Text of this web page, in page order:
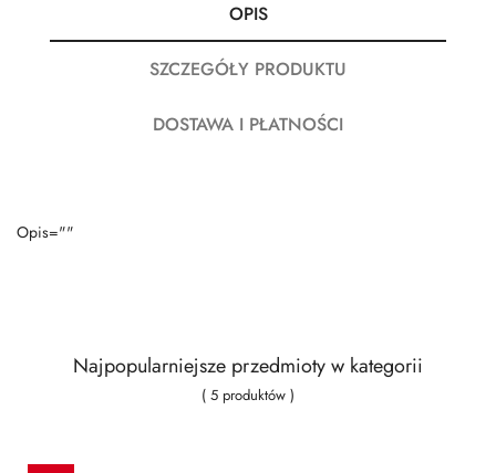
OPIS
SZCZEGÓŁY PRODUKTU
DOSTAWA I PŁATNOŚCI
Opis=""
Najpopularniejsze przedmioty w kategorii
( 5 produktów )